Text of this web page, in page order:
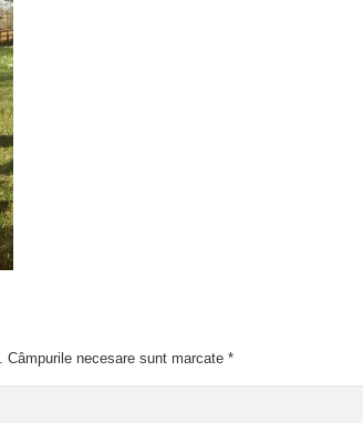
Câmpurile necesare sunt marcate *